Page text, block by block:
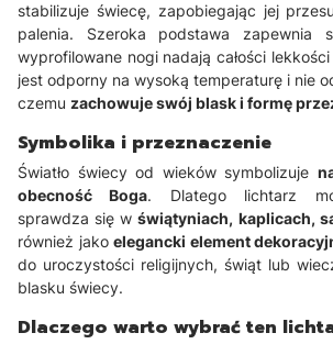
stabilizuje świecę, zapobiegając jej
palenia. Szeroka podstawa zapewnia
wyprofilowane nogi nadają całości
jest odporny na wysoką temperaturę i nie
czemu zachowuje swój blask i formę
Symbolika i przeznaczenie
Światło świecy od wieków symbolizuje
obecność Boga. Dlatego lichtarz
sprawdza się wświątyniach, kaplicach,
również jakoelegancki element
do uroczystości religijnych, świąt lub
blasku świecy.
Dlaczego warto wybrać ten